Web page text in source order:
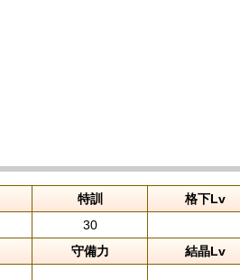
特訓
格下Lv
30
守備力 結晶Lv